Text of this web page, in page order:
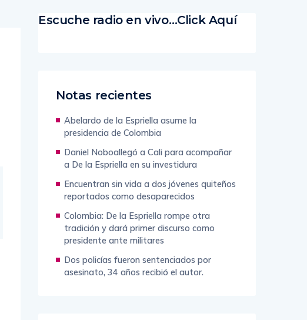
Escuche radio en vivo…Click Aquí
Notas recientes
Abelardo de la Espriella asume la
presidencia de Colombia
Daniel Noboallegó a Cali para acompañar
a De la Espriella en su investidura
Encuentran sin vida a dos jóvenes quiteños
reportados como desaparecidos
Colombia: De la Espriella rompe otra
tradición y dará primer discurso como
presidente ante militares
Dos policías fueron sentenciados por
asesinato, 34 años recibió el autor.